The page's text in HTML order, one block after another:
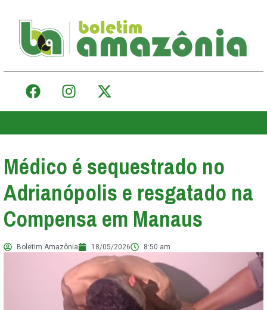
Médico é sequestrado no
Adrianópolis e resgatado na
Compensa em Manaus
Boletim Amazônia 18/05/2026 8:50 am